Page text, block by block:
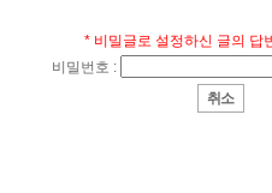
* 비밀글로 설정하신 글의 답
비밀번호 :
취소